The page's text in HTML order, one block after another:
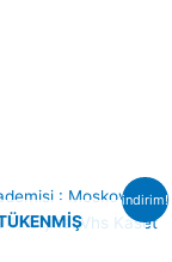
indirim!